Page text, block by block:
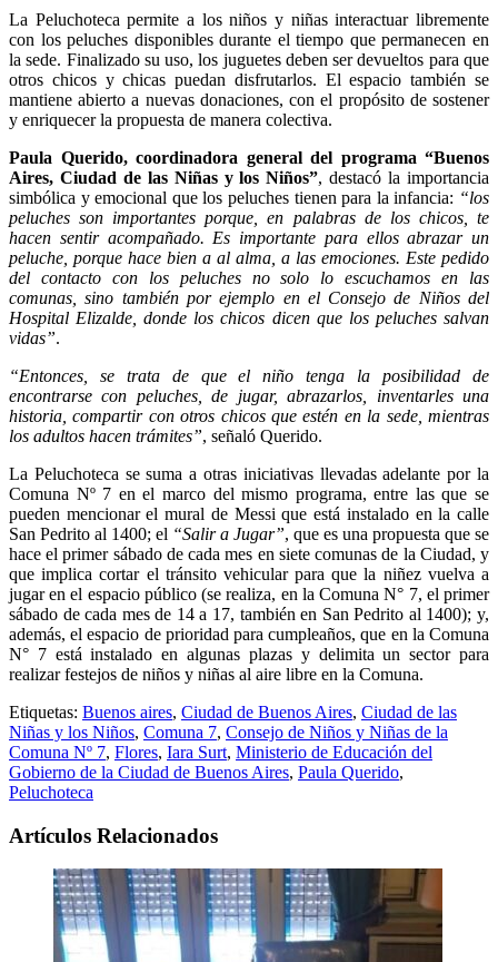
La Peluchoteca permite a los niños y niñas interactuar libremente
con los peluches disponibles durante el tiempo que permanecen en
la sede. Finalizado su uso, los juguetes deben ser devueltos para que
otros chicos y chicas puedan disfrutarlos. El espacio también se
mantiene abierto a nuevas donaciones, con el propósito de sostener
y enriquecer la propuesta de manera colectiva.
Paula Querido, coordinadora general del programa “Buenos
Aires, Ciudad de las Niñas y los Niños”, destacó la importancia
simbólica y emocional que los peluches tienen para la infancia: “los
peluches son importantes porque, en palabras de los chicos, te
hacen sentir acompañado. Es importante para ellos abrazar un
peluche, porque hace bien a al alma, a las emociones. Este pedido
del contacto con los peluches no solo lo escuchamos en las
comunas, sino también por ejemplo en el Consejo de Niños del
Hospital Elizalde, donde los chicos dicen que los peluches salvan
vidas”.
“Entonces, se trata de que el niño tenga la posibilidad de
encontrarse con peluches, de jugar, abrazarlos, inventarles una
historia, compartir con otros chicos que estén en la sede, mientras
los adultos hacen trámites”, señaló Querido.
La Peluchoteca se suma a otras iniciativas llevadas adelante por la
Comuna Nº 7 en el marco del mismo programa, entre las que se
pueden mencionar el mural de Messi que está instalado en la calle
San Pedrito al 1400; el “Salir a Jugar”, que es una propuesta que se
hace el primer sábado de cada mes en siete comunas de la Ciudad, y
que implica cortar el tránsito vehicular para que la niñez vuelva a
jugar en el espacio público (se realiza, en la Comuna N° 7, el primer
sábado de cada mes de 14 a 17, también en San Pedrito al 1400); y,
además, el espacio de prioridad para cumpleaños, que en la Comuna
N° 7 está instalado en algunas plazas y delimita un sector para
realizar festejos de niños y niñas al aire libre en la Comuna.
Etiquetas: Buenos aires, Ciudad de Buenos Aires, Ciudad de las
Niñas y los Niños, Comuna 7, Consejo de Niños y Niñas de la
Comuna Nº 7, Flores, Iara Surt, Ministerio de Educación del
Gobierno de la Ciudad de Buenos Aires, Paula Querido,
Peluchoteca
Artículos Relacionados